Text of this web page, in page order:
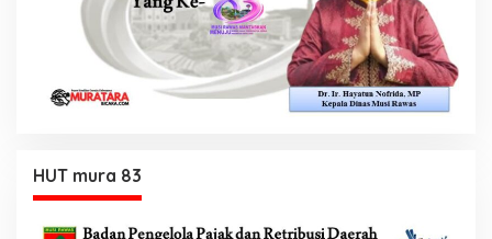
HUT mura 83